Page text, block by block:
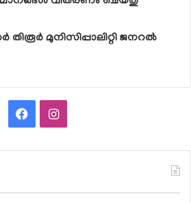
മുനിസിപ്പാലിറ്റി ജനറല്‍
FacebookInstagram